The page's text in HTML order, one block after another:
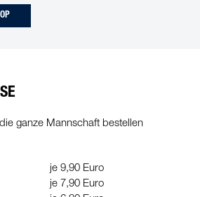
ganze Mannschaft bestellen
je 9,90 Euro
je 7,90 Euro